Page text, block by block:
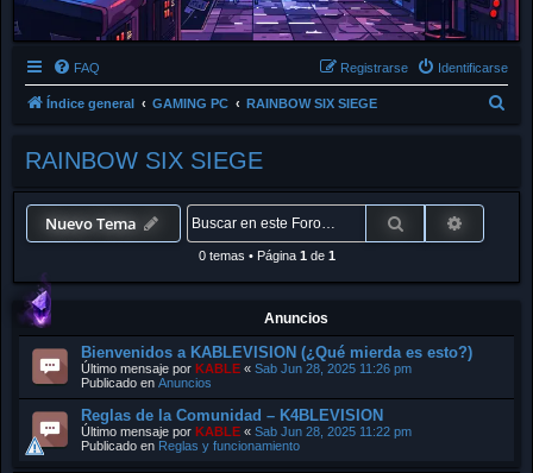
FAQ Identificarse
Registrarse
Índice general GAMING PC RAINBOW SIX SIEGE
RAINBOW SIX SIEGE
Nuevo Tema Buscar
0 temas • Página 1 de 1
Anuncios
Bienvenidos a KABLEVISION (¿Qué mierda es esto?)
Último mensaje por KABLE « Sab Jun 28, 2025 11:26 pm
Publicado en Anuncios
Reglas de la Comunidad – K4BLEVISION
Último mensaje por KABLE « Sab Jun 28, 2025 11:22 pm
Publicado en Reglas y funcionamiento